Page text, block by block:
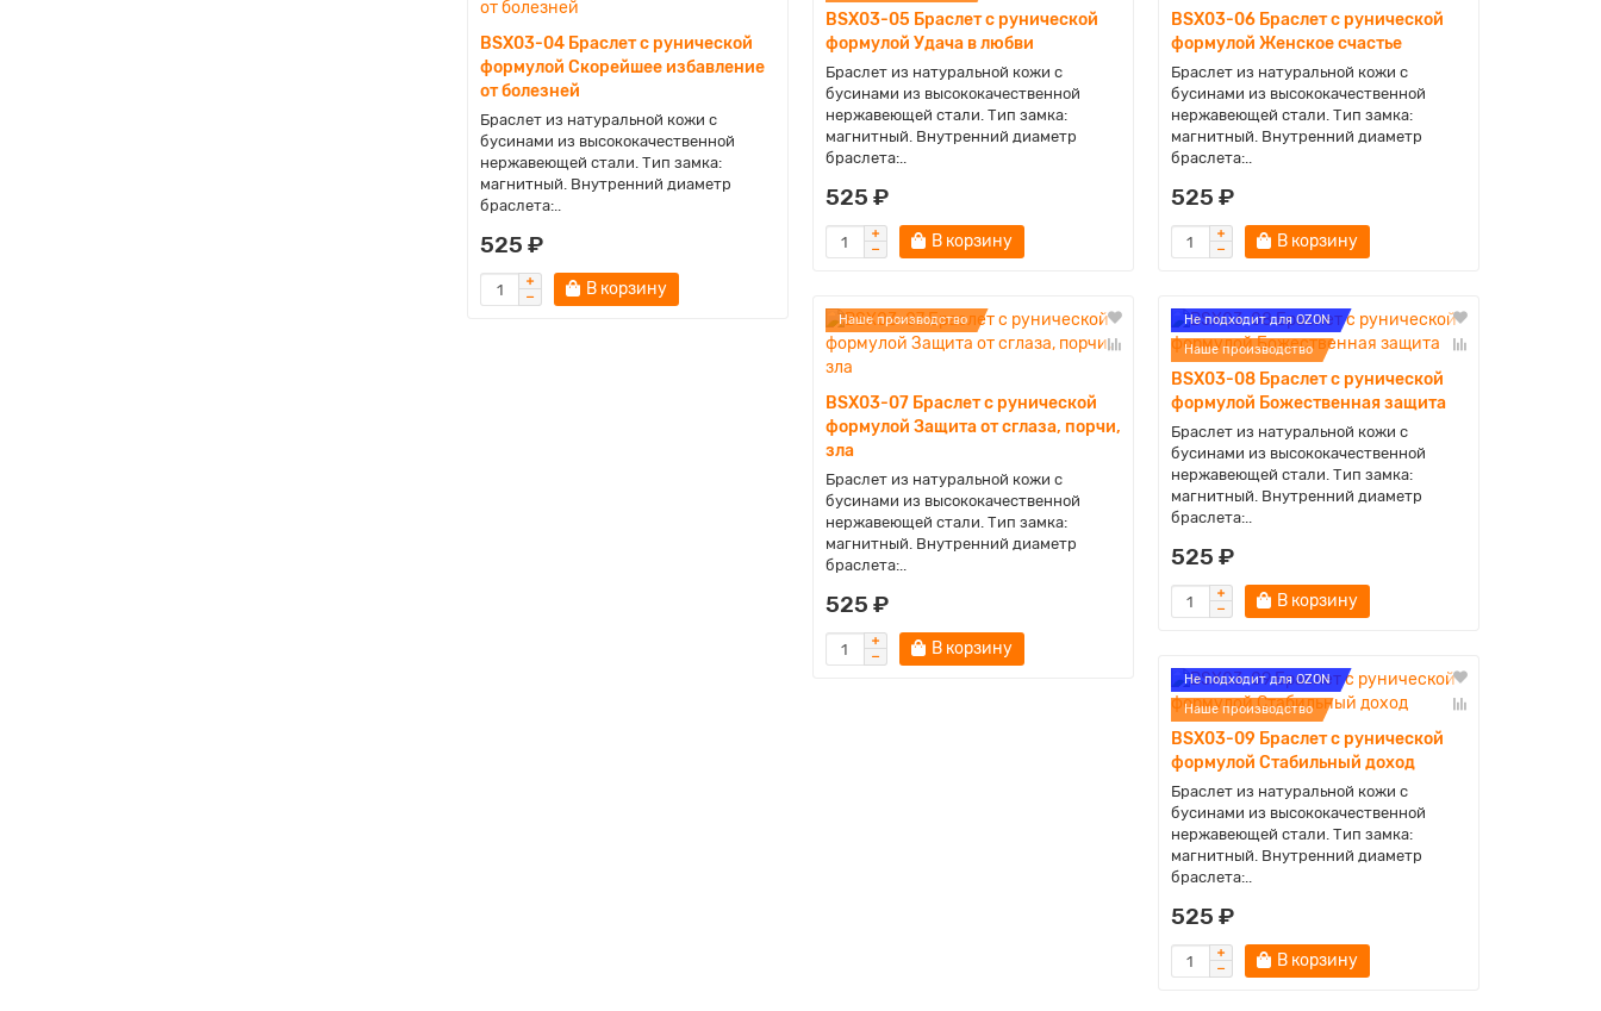
BSX03-04 Браслет с рунической
формулой Скорейшее избавление
от болезней
Браслет из натуральной кожи с
бусинами из высококачественной
нержавеющей стали. Тип замка:
магнитный. Внутренний диаметр
браслета:..
525 ₽
В корзину
BSX03-05 Браслет с рунической
формулой Удача в любви
Браслет из натуральной кожи с
бусинами из высококачественной
нержавеющей стали. Тип замка:
магнитный. Внутренний диаметр
браслета:..
525 ₽
В корзину
BSX03-06 Браслет с рунической
формулой Женское счастье
Браслет из натуральной кожи с
бусинами из высококачественной
нержавеющей стали. Тип замка:
магнитный. Внутренний диаметр
браслета:..
525 ₽
В корзину
Наше производство
BSX03-07 Браслет с рунической
формулой Защита от сглаза, порчи,
зла
Браслет из натуральной кожи с
бусинами из высококачественной
нержавеющей стали. Тип замка:
магнитный. Внутренний диаметр
браслета:..
525 ₽
В корзину
Не подходит для OZON
Наше производство
BSX03-08 Браслет с рунической
формулой Божественная защита
Браслет из натуральной кожи с
бусинами из высококачественной
нержавеющей стали. Тип замка:
магнитный. Внутренний диаметр
браслета:..
525 ₽
В корзину
Не подходит для OZON
Наше производство
BSX03-09 Браслет с рунической
формулой Стабильный доход
Браслет из натуральной кожи с
бусинами из высококачественной
нержавеющей стали. Тип замка:
магнитный. Внутренний диаметр
браслета:..
525 ₽
В корзину